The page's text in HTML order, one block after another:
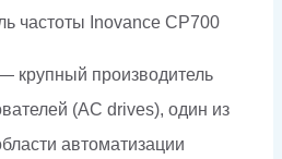
частоты Inovance CP700
крупный производитель
(AC drives), один из
автоматизации